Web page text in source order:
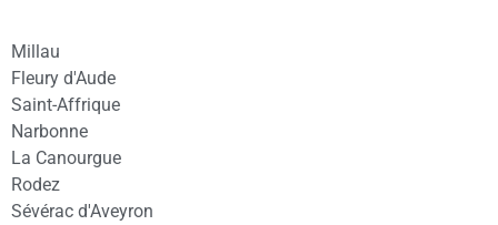
Millau
Fleury d'Aude
Saint-Affrique
Narbonne
La Canourgue
Rodez
Sévérac d'Aveyron